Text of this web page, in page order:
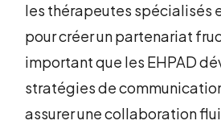
les thérapeutes spécialisés
pour créer un partenariat
important que les EHPAD
stratégies de
assurer une collaboration